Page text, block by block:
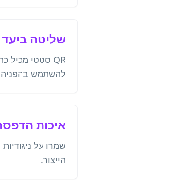
שליטה ביעד
להשתמש בהפניה
איכות
שמרו על
הייצור.